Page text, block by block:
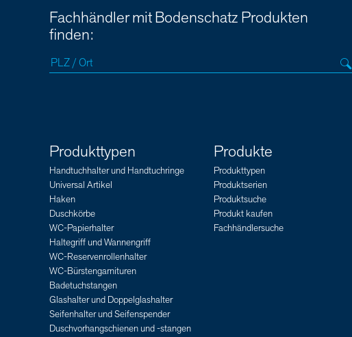
Fachhändler mit Bodenschatz Produkten
finden:
Produkttypen
Handtuchhalter und Handtuchringe
Universal Artikel
Haken
Duschkörbe
WC-Papierhalter
Haltegriff und Wannengriff
WC-Reservenrollenhalter
WC-Bürstengarnituren
Badetuchstangen
Glashalter und Doppelglashalter
Seifenhalter und Seifenspender
Duschvorhangschienen und -stangen
Produkte
Produkttypen
Produktserien
Produktsuche
Produkt kaufen
Fachhändlersuche